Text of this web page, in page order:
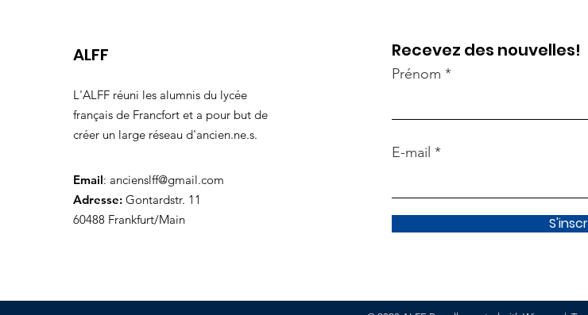
ALFF
L'ALFF réuni les alumnis du lycée
français de Francfort et a pour but de
créer un large réseau d'ancien.ne.s.
Email: ancienslff@gmail.com
Adresse: Gontardstr. 11
60488 Frankfurt/Main
Recevez des nouvelles!
Prénom
E-mail